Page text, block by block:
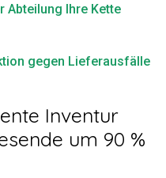
Abteilung Ihre Kette
gegen Lieferausfälle
Inventur
um 90 %